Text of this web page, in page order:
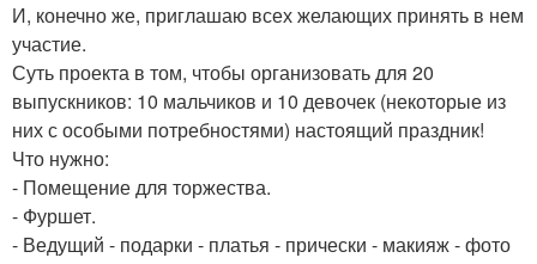
И, конечно же, приглашаю всех желающих принять в нем
участие.
Суть проекта в том, чтобы организовать для 20
выпускников: 10 мальчиков и 10 девочек (некоторые из
них с особыми потребностями) настоящий праздник!
Что нужно:
- Помещение для торжества.
- Фуршет.
- Ведущий - подарки - платья - прически - макияж - фото